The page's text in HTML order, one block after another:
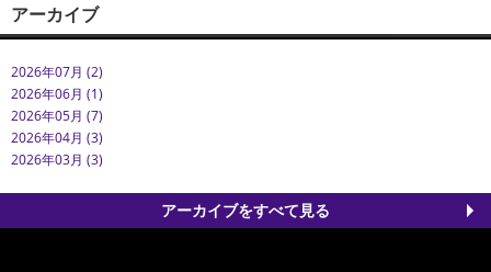
アーカイブ
2026年07月 (2)
2026年06月 (1)
2026年05月 (7)
2026年04月 (3)
2026年03月 (3)
アーカイブをすべて見る